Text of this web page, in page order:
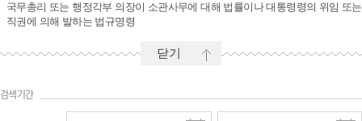
국무총리 또는 행정각부 의장이 소관사무에 대해 법률이나 대통령령의 위임 또는
직권에 의해 발하는 법규명령
닫기
검색기간